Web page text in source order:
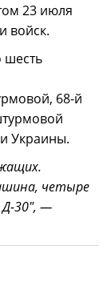
23 июля
войск.
шесть
68-й
Украины.
четыре
Д-30", —